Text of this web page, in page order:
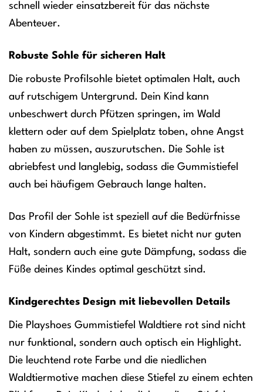
schnell wieder einsatzbereit für das nächste
Abenteuer.
Robuste Sohle für sicheren Halt
Die robuste Profilsohle bietet optimalen Halt, auch
auf rutschigem Untergrund. Dein Kind kann
unbeschwert durch Pfützen springen, im Wald
klettern oder auf dem Spielplatz toben, ohne Angst
haben zu müssen, auszurutschen. Die Sohle ist
abriebfest und langlebig, sodass die Gummistiefel
auch bei häufigem Gebrauch lange halten.
Das Profil der Sohle ist speziell auf die Bedürfnisse
von Kindern abgestimmt. Es bietet nicht nur guten
Halt, sondern auch eine gute Dämpfung, sodass die
Füße deines Kindes optimal geschützt sind.
Kindgerechtes Design mit liebevollen Details
Die Playshoes Gummistiefel Waldtiere rot sind nicht
nur funktional, sondern auch optisch ein Highlight.
Die leuchtend rote Farbe und die niedlichen
Waldtiermotive machen diese Stiefel zu einem echten